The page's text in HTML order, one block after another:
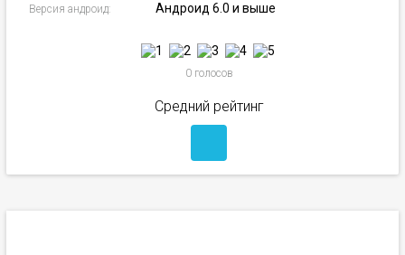
Версия андроид: Андроид 6.0 и выше
0 голосов
Средний рейтинг